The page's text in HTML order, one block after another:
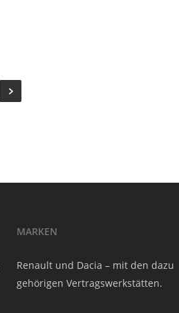
MARKEN
Renault und Dacia – mit den dazu
gehörigen Vertragswerkstätten.